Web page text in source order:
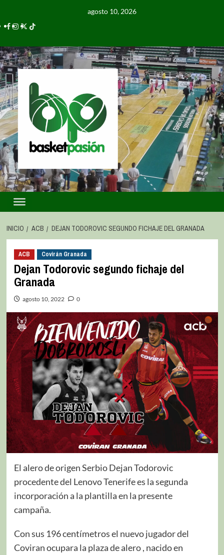
agosto 10, 2026
INICIO ACB DEJAN TODOROVIC SEGUNDO FICHAJE DEL GRANADA
ACB Covirán Granada
Dejan Todorovic segundo fichaje del
Granada
agosto 10, 2022 0
El alero de origen Serbio Dejan Todorovic
procedente del Lenovo Tenerife es la segunda
incorporación a la plantilla en la presente
campaña.
Con sus 196 centímetros el nuevo jugador del
Coviran ocupara la plaza de alero , nacido en